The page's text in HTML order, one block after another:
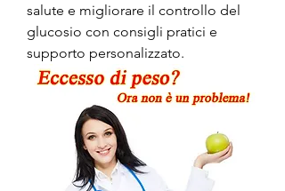
salute e migliorare il controllo del
glucosio con consigli pratici e
supporto personalizzato.